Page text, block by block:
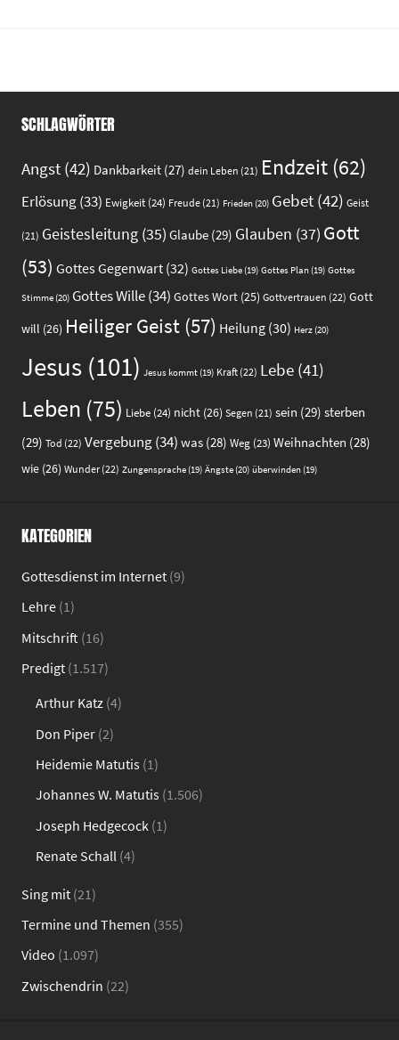
SCHLAGWÖRTER
Angst (42) Dankbarkeit (27) dein Leben (21) Endzeit (62)
Erlösung(33) Ewigkeit (24) Freude (21) Frieden (20) Gebet (42) Geist
(21) Geistesleitung (35) Glaube (29) Glauben (37) Gott
(53) Gottes Gegenwart (32) Gottes Liebe (19) Gottes Plan (19) Gottes
Stimme (20) Gottes Wille(34) Gottes Wort (25) Gottvertrauen (22) Gott
will (26) Heiliger Geist (57) Heilung (30) Herz (20)
Jesus (101) Jesus kommt (19) Kraft (22) Lebe (41)
Leben (75) Liebe (24) nicht (26) Segen (21) sein (29) sterben
(29) Tod (22) Vergebung(34) was (28) Weg (23) Weihnachten (28)
wie (26) Wunder (22) Zungensprache (19) Ängste (20) überwinden (19)
KATEGORIEN
Gottesdienst im Internet (9)
Lehre (1)
Mitschrift (16)
Predigt (1.517)
Arthur Katz (4)
Don Piper (2)
Heidemie Matutis (1)
Johannes W. Matutis (1.506)
Joseph Hedgecock (1)
Renate Schall (4)
Sing mit (21)
Termine und Themen (355)
Video (1.097)
Zwischendrin (22)